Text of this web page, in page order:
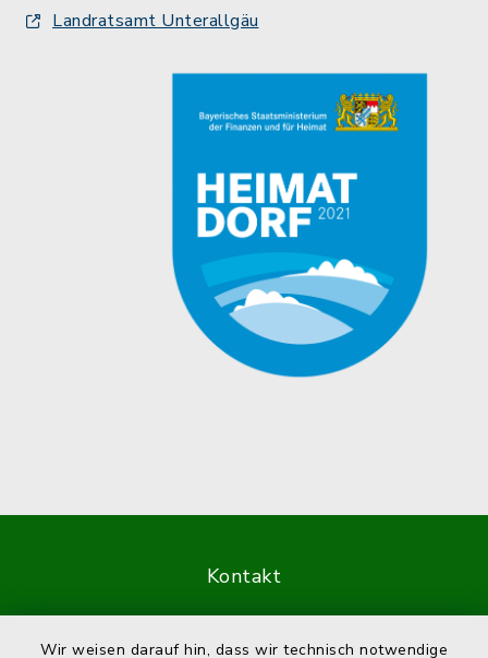
Wir weisen darauf hin, dass wir technisch notwendige
Landratsamt Unterallgäu
Kontakt